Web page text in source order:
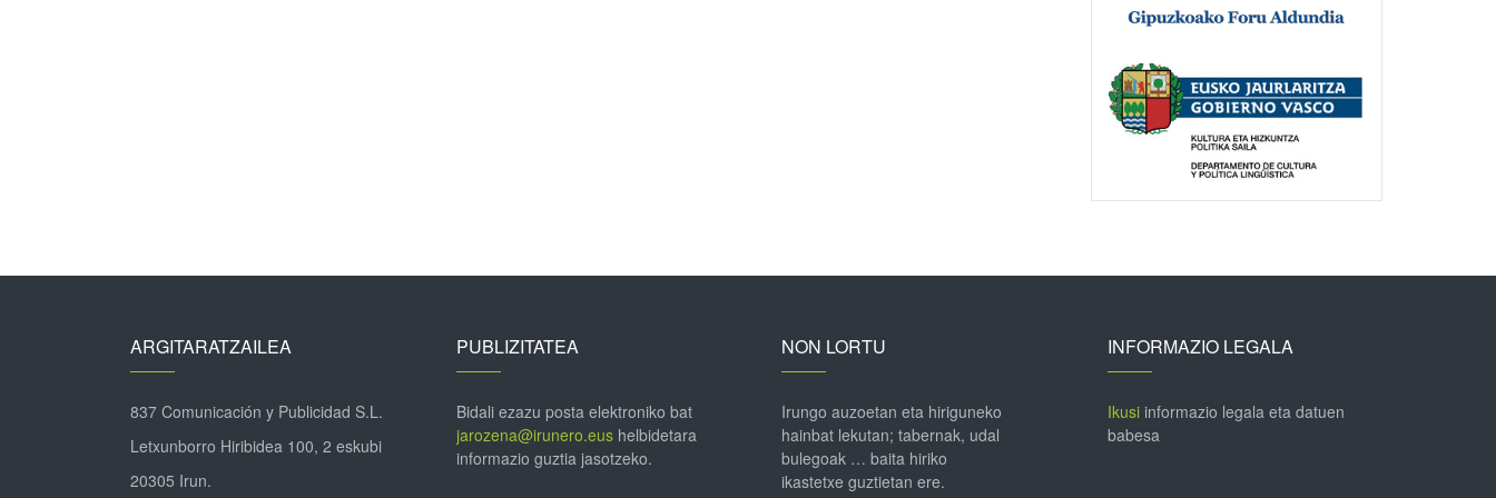
ARGITARATZAILEA
837 Comunicación y Publicidad S.L.
Letxunborro Hiribidea 100, 2 eskubi
20305 Irun.
PUBLIZITATEA
Bidali ezazu posta elektroniko bat
jarozena@irunero.eushelbidetara
informazio guztia jasotzeko.
NON LORTU
Irungo auzoetan eta hiriguneko
hainbat lekutan; tabernak, udal
bulegoak … baita hiriko
ikastetxe guztietan ere.
INFORMAZIO LEGALA
Ikusiinformazio legala eta datuen
babesa